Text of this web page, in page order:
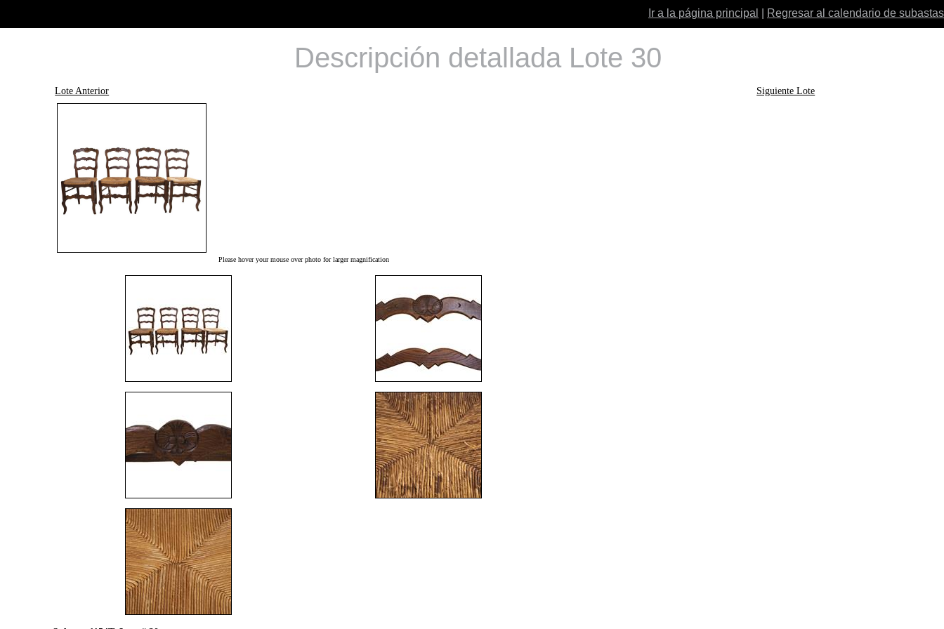
Ir a la página principal Regresar al calendario de subastas
Descripción detallada Lote 30
Lote Anterior Siguiente Lote
Please hover your mouse over photo for larger magnification